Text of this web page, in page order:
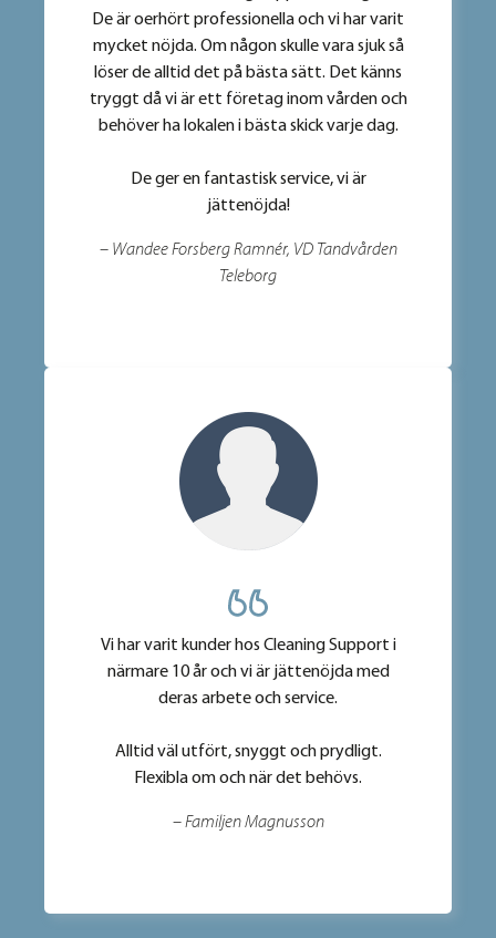
De är oerhört professionella och vi har varit
mycket nöjda. Om någon skulle vara sjuk så
löser de alltid det på bästa sätt. Det känns
tryggt då vi är ett företag inom vården och
behöver ha lokalen i bästa skick varje dag.
De ger en fantastisk service, vi är
jättenöjda!
– Wandee Forsberg Ramnér, VD Tandvården
Teleborg
Vi har varit kunder hos Cleaning Support i
närmare 10 år och vi är jättenöjda med
deras arbete och service.
Alltid väl utfört, snyggt och prydligt.
Flexibla om och när det behövs.
– Familjen Magnusson